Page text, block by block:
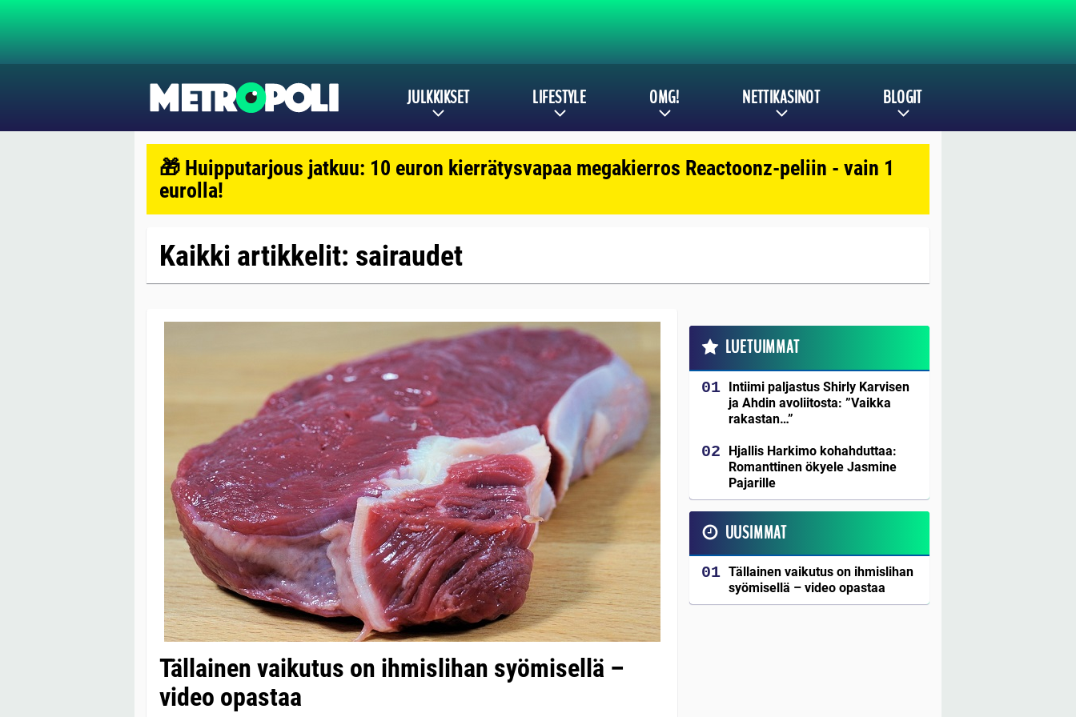
JULKKIKSET LIFESTYLE OMG! NETTIKASINOT BLOGIT
🎁 Huipputarjous jatkuu: 10 euron kierrätysvapaa megakierros Reactoonz-peliin - vain 1
eurolla!
Kaikki artikkelit: sairaudet
Tällainen vaikutus on ihmislihan syömisellä –
video opastaa
LUETUIMMAT
Intiimi paljastus Shirly Karvisen
ja Ahdin avoliitosta: ”Vaikka
rakastan…”
Hjallis Harkimo kohahduttaa:
Romanttinen ökyele Jasmine
Pajarille
UUSIMMAT
Tällainen vaikutus on ihmislihan
syömisellä – video opastaa